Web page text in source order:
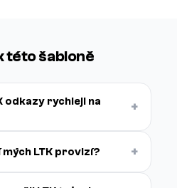
této šabloně
odkazy rychleji na
+
LTK provizí? +